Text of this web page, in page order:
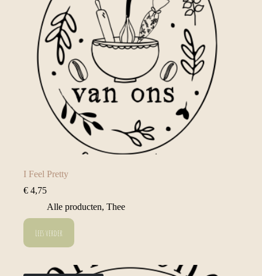
I Feel Pretty
€ 4,75
Alle producten, Thee
Lees verder